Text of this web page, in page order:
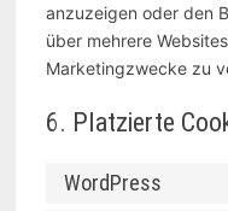
anzuzeigen oder den
über mehrere
Marketingzwecke zu
6. Platzierte
WordPress